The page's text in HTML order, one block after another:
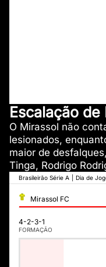
Escalação
O Mirassol não
lesionados,
maior de
Tinga, Rodrigo
Brasileirão Série A Dia de
Mirassol FC
4-2-3-1
FORMAÇÃO